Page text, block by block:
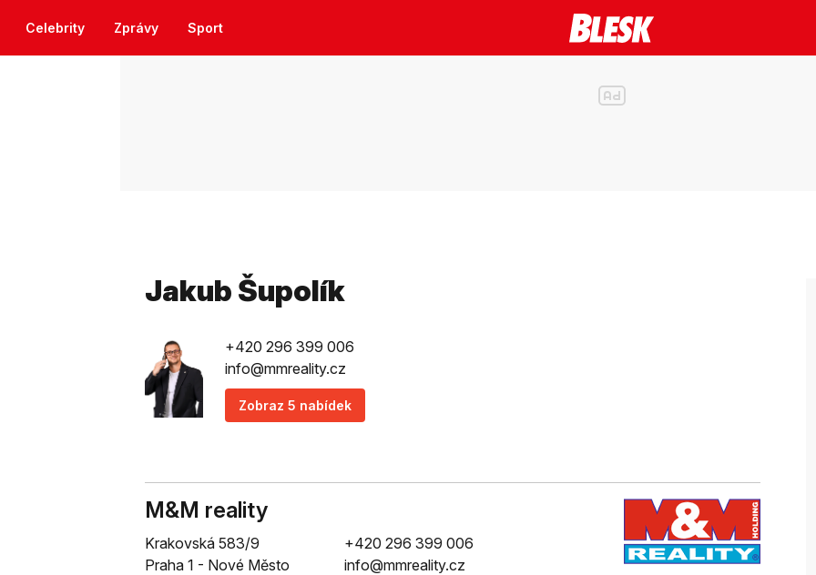
Celebrity Zprávy Sport
Jakub Šupolík
+420 296 399 006
info@mmreality.cz
Zobraz 5 nabídek
M&M reality
Krakovská 583/9
Praha 1 - Nové Město
+420 296 399 006
info@mmreality.cz